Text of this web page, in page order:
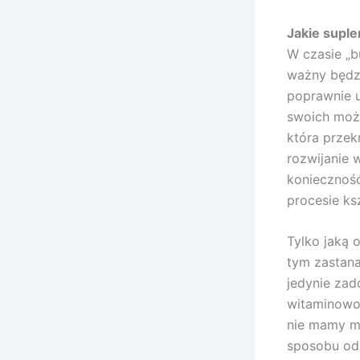
Jakie
W czasie
ważny
poprawnie
swoich
która
rozwijanie
procesie
Tylko jaką
tym
jedynie
nie mamy
sposobu